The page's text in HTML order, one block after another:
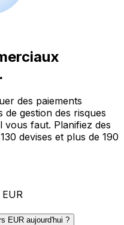
des paiements
gestion des risques
faut. Planifiez des
devises et plus de 190
EUR aujourd'hui ?